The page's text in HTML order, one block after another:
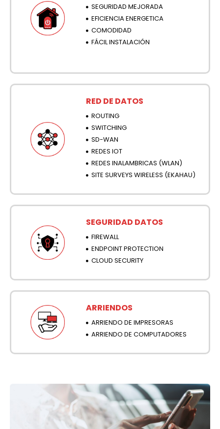
SEGURIDAD MEJORADA
EFICIENCIA ENERGETICA
COMODIDAD
FÁCIL INSTALACIÓN
RED DE DATOS
ROUTING
SWITCHING
SD-WAN
REDES IOT
REDES INALAMBRICAS (WLAN)
SITE SURVEYS WIRELESS (EKAHAU)
SEGURIDAD DATOS
FIREWALL
ENDPOINT PROTECTION
CLOUD SECURITY
ARRIENDOS
ARRIENDO DE IMPRESORAS
ARRIENDO DE COMPUTADORES